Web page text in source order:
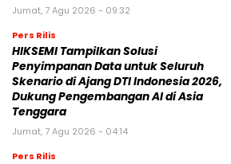
Jumat, 7 Agu 2026 - 09:32
Pers Rilis
HIKSEMI Tampilkan Solusi
Penyimpanan Data untuk Seluruh
Skenario di Ajang DTI Indonesia 2026,
Dukung Pengembangan AI di Asia
Tenggara
Jumat, 7 Agu 2026 - 04:14
Pers Rilis